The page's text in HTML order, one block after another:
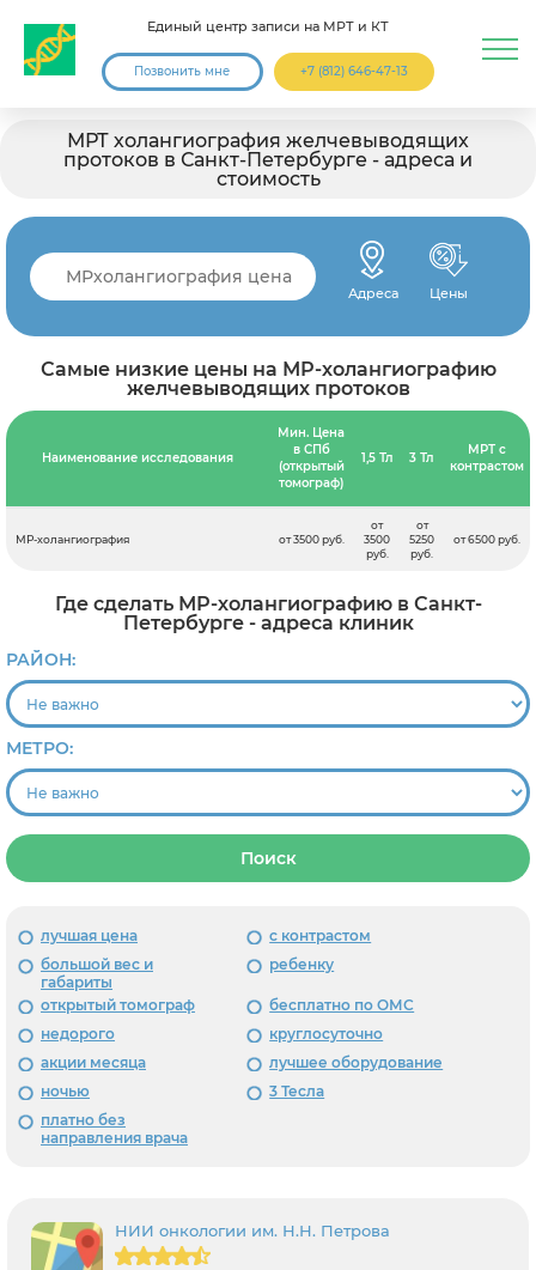
Единый центр записи на МРТ и КТ
Позвонить мне +7 (812) 646-47-13
МРТ холангиография желчевыводящих
протоков в Санкт-Петербурге - адреса и
стоимость
Адреса Цены
Самые низкие цены на МР-холангиографию
желчевыводящих протоков
Наименование исследования
Мин. Цена
в СПб
(открытый
томограф)
1,5 Тл 3 Тл
МРТ с
контрастом
МР-холангиография от 3500 руб.
от
3500
руб.
от
5250
руб.
от 6500 руб.
Где сделать МР-холангиографию в Санкт-
Петербурге - адреса клиник
РАЙОН:
МЕТРО:
Поиск
лучшая цена
с контрастом
большой вес и
габариты
ребенку
открытый томограф
бесплатно по ОМС
недорого
круглосуточно
акции месяца
лучшее оборудование
ночью
3 Тесла
платно без
направления врача
НИИ онкологии им. Н.Н. Петрова